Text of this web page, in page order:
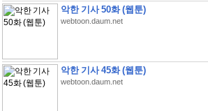
악한 기사 50화 (웹툰)
webtoon.daum.net
악한 기사 45화 (웹툰)
webtoon.daum.net